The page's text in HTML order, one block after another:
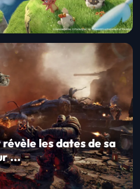
les dates de sa
...